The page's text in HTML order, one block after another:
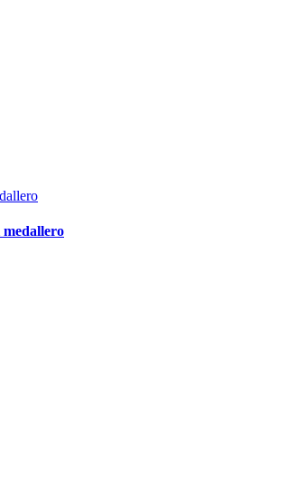
medallero